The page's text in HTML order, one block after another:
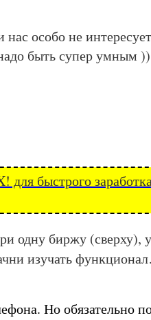
нас особо не
быть супер умным
быстрого
одну биржу (сверху),
изучать
Но обязательно